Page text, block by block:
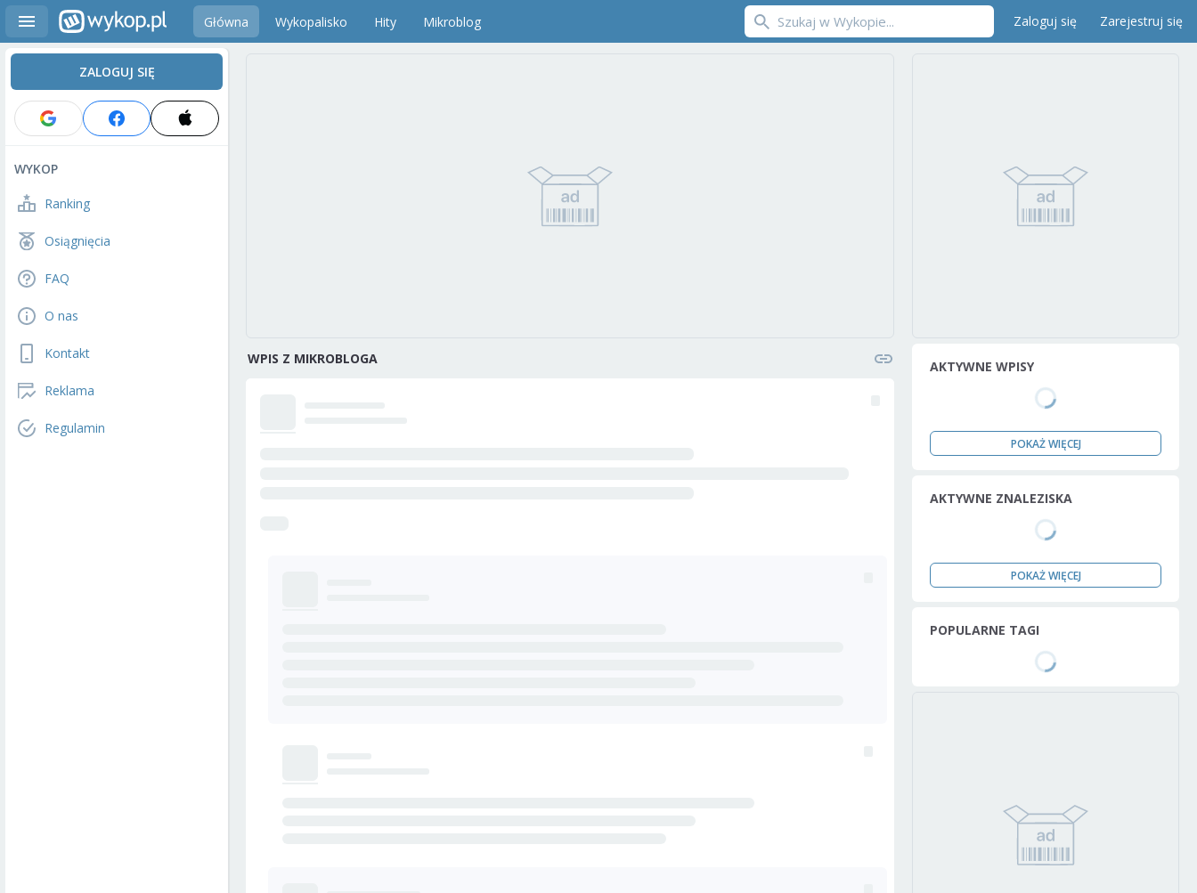
Główna Wykopalisko Hity Mikroblog Zaloguj się Zarejestruj się
ZALOGUJ SIĘ
WYKOP
Ranking
Osiągnięcia
FAQ
O nas
Kontakt
Reklama
Regulamin
WPIS Z MIKROBLOGA AKTYWNE WPISY
POKAŻ WIĘCEJ
AKTYWNE ZNALEZISKA
POKAŻ WIĘCEJ
POPULARNE TAGI